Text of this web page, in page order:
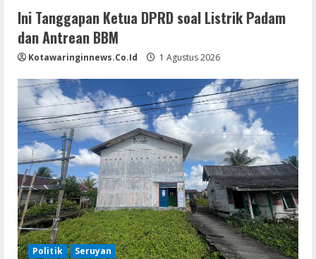
Ini Tanggapan Ketua DPRD soal Listrik Padam
dan Antrean BBM
Kotawaringinnews.co.id 1 Agustus 2026
Politik Seruyan